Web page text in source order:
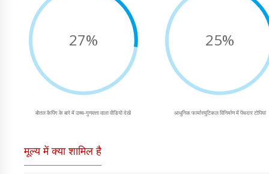
27%
बोतल कैपिंग के बारे में उच्च-गुणवत्ता वाला वीडियो देखें
25%
आधुनिक फार्मास्युटिकल विनिर्माण में पेंचदार टोपियां
मूल्य में क्या शामिल है